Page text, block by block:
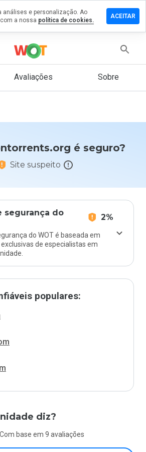
Avaliações Sobre
é seguro?
Site suspeito
segurança do
2%
do WOT é baseada em
de especialistas em
populares:
diz?
Com base em 9 avaliações
análises e personalização. Ao
a nossa política de cookies.
ACEITAR